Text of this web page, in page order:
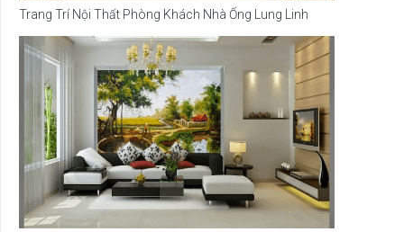
Trang Trí Nội Thất Phòng Khách Nhà Ống Lung Linh